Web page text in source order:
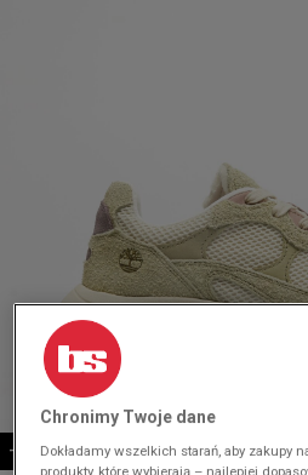
-10% ZA MIN. 500 ZŁ KOD: SUM10
* Zdjęcie poglądowe
Chronimy Twoje dane
Dokładamy wszelkich starań, aby zakupy
produkty, które wybierają – najlepiej